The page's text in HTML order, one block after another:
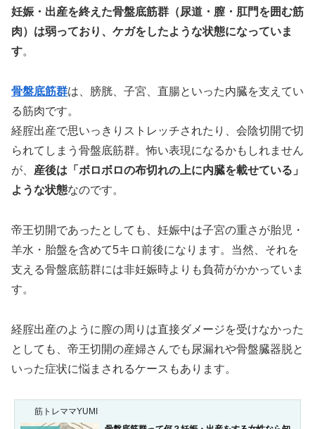
妊娠・出産を終えた骨盤底筋群（尿道・膣・肛門を囲む筋
肉）は弱っており、ケガをしたような状態になっていま
す。
骨盤底筋群は、膀胱、子宮、直腸といった内臓を支えてい
る筋肉です。
経腟出産で思いっきりストレッチされたり、会陰切開で切
られてしまう骨盤底筋群。怖い表現になるかもしれません
が、 産後は「ボロボロの布切れの上に内臓を載せている」
ような状態なのです。
帝王切開であったとしても、妊娠中は子宮の重さが胎児・
羊水・胎盤を含めて5キロ前後になります。当然、それを
支える骨盤底筋群には非妊娠時よりも負荷がかかっていま
す。
経腟出産のように膣の周りは直接ダメージを受けなかった
としても、帝王切開の産婦さんでも尿漏れや骨盤臓器脱と
いった症状に悩まされるケースもあります。
筋トレママYUMI